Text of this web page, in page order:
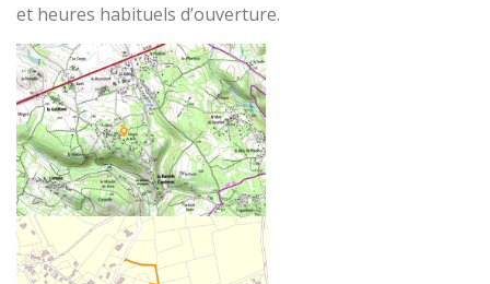
et heures habituels d’ouverture.